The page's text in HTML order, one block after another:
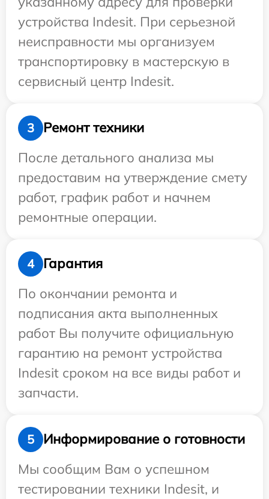
устройства Indesit. При серьезной
неисправности мы организуем
транспортировку в мастерскую в
сервисный центр Indesit.
3
Ремонт техники
После детального анализа мы
предоставим на утверждение смету
работ, график работ и начнем
ремонтные операции.
4
Гарантия
По окончании ремонта и
подписания акта выполненных
работ Вы получите официальную
гарантию на ремонт устройства
Indesit сроком на все виды работ и
запчасти.
5
Информирование о готовности
Мы сообщим Вам о успешном
тестировании техники Indesit, и